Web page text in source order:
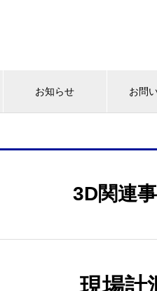
お知らせ お問
3D関連